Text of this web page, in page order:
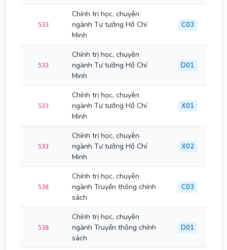
533
Chính trị học, chuyên
ngành Tư tưởng Hồ Chí
Minh
C03
533
Chính trị học, chuyên
ngành Tư tưởng Hồ Chí
Minh
D01
533
Chính trị học, chuyên
ngành Tư tưởng Hồ Chí
Minh
X01
533
Chính trị học, chuyên
ngành Tư tưởng Hồ Chí
Minh
X02
538
Chính trị học, chuyên
ngành Truyền thông chính
sách
C03
538
Chính trị học, chuyên
ngành Truyền thông chính
sách
D01